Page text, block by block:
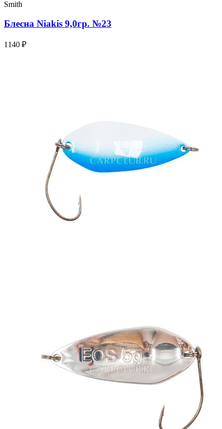
Smith
Блесна Niakis 9,0гр. №23
1140 ₽